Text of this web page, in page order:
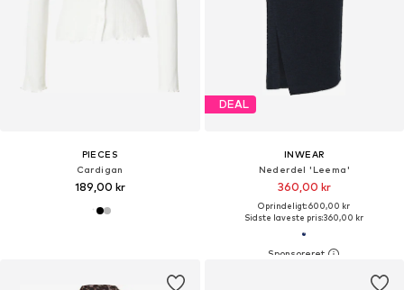
PIECES
Cardigan
189,00 kr
DEAL
INWEAR
Nederdel 'Leema'
360,00 kr
Oprindeligt: 600,00 kr
Sidste laveste pris:360,00 kr